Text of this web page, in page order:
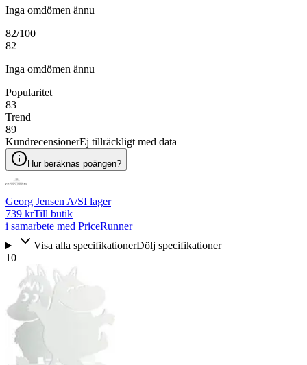
Inga omdömen ännu
82/100
82
Inga omdömen ännu
Popularitet
83
Trend
89
KundrecensionerEj tillräckligt med data
Hur beräknas poängen?
Georg Jensen A/SI lager
739 krTill butik
i samarbete med PriceRunner
Visa alla specifikationerDölj specifikationer
10